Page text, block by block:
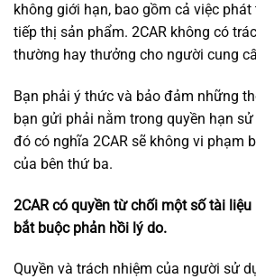
không giới hạn, bao gồm cả việc
tiếp thị sản phẩm. 2CAR không có
thường hay thưởng cho người cung
Bạn phải ‎ý thức và bảo đảm những
bạn gửi phải nằm trong quyền hạn
đó có nghĩa 2CAR sẽ không vi phạm
của bên thứ ba.
2CAR có quyền từ chối một số tài
bắt buộc phản hồi lý do.
Quyền và trách nhiệm của người sử